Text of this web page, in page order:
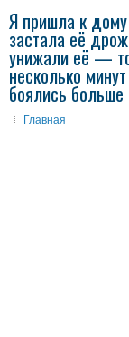
Я пришла к
застала её
унижали её —
несколько
боялись больше
Главная